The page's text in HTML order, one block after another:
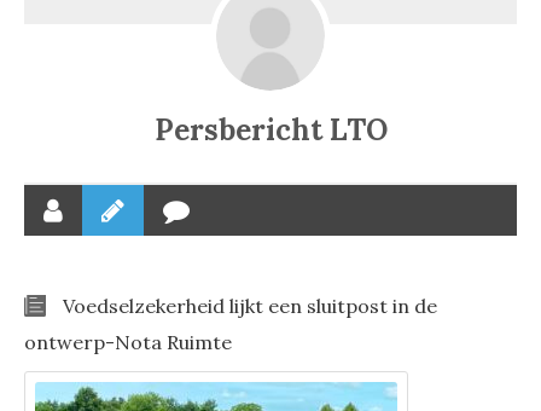
Persbericht LTO
Voedselzekerheid lijkt een sluitpost in de
ontwerp-Nota Ruimte